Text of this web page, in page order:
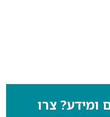
ומידע? צרו